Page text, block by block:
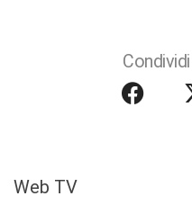
Web TV